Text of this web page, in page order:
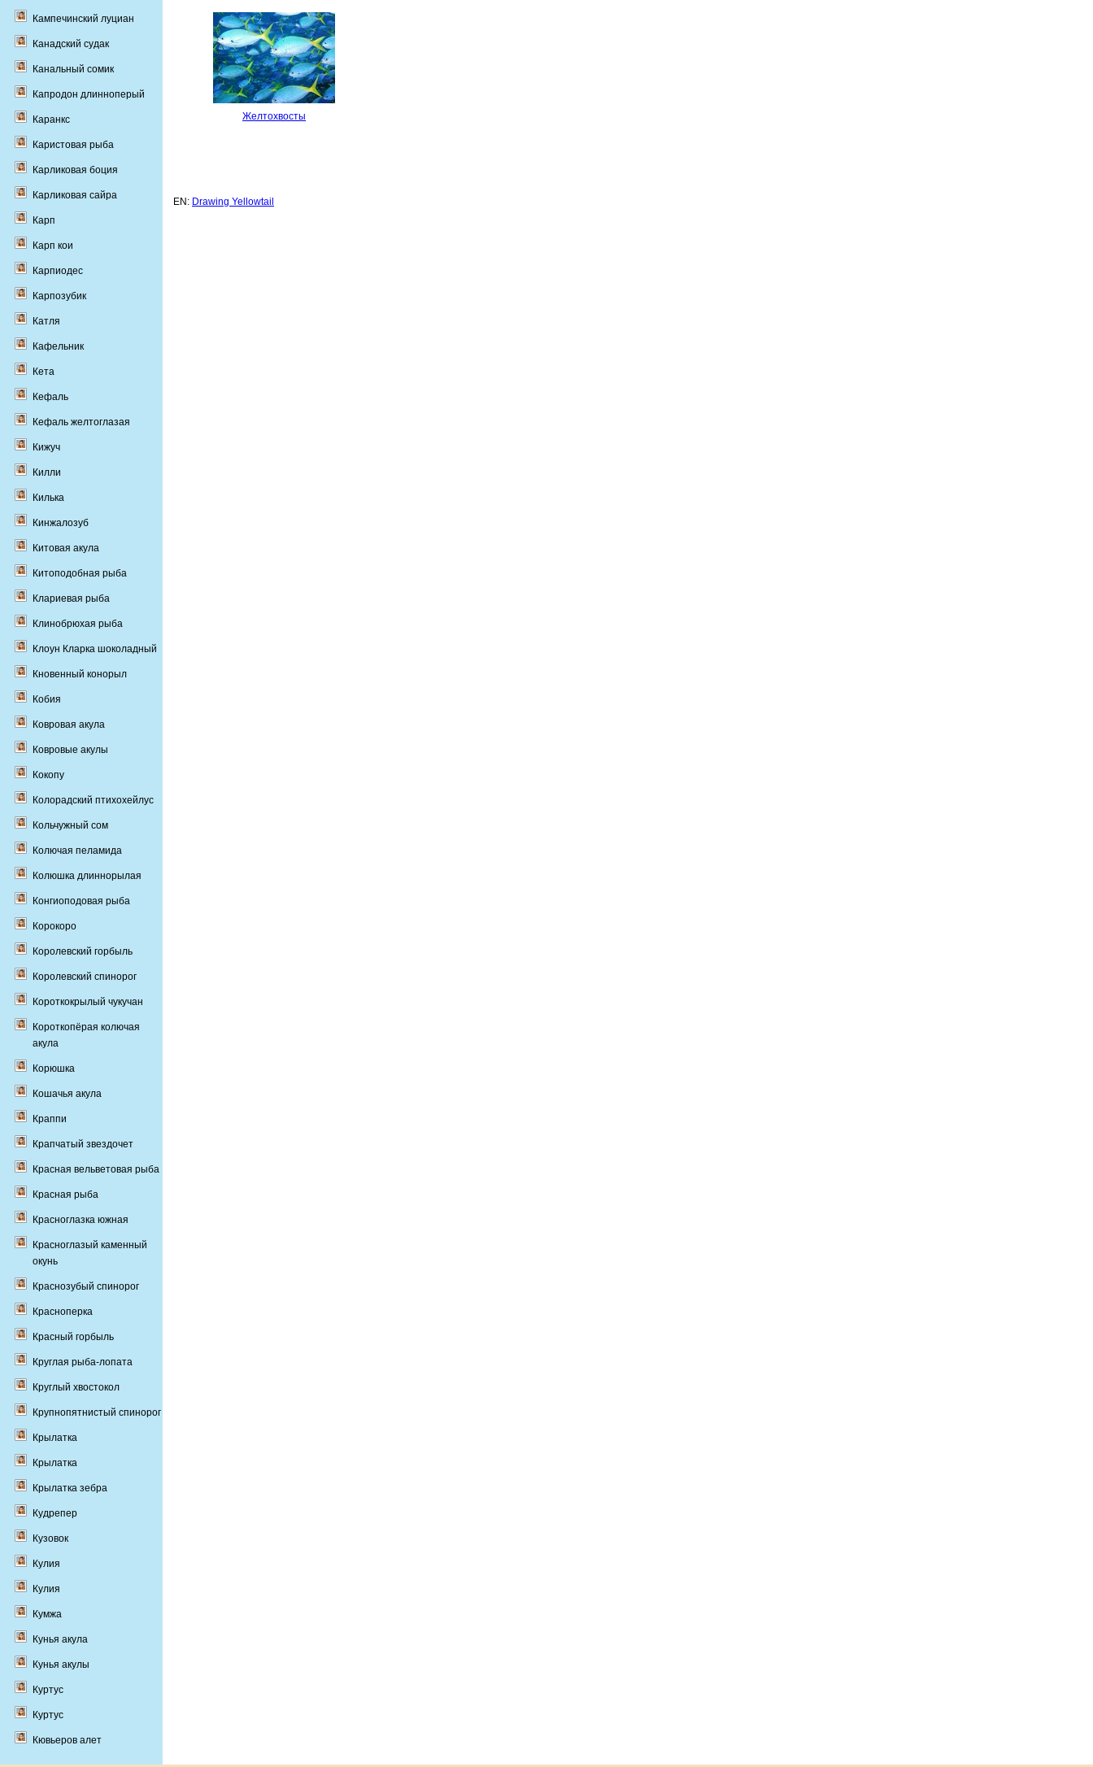
Желтохвосты
EN: Drawing Yellowtail
Кампечинский луциан
Канадский судак
Канальный сомик
Капродон длинноперый
Каранкс
Каристовая рыба
Карликовая боция
Карликовая сайра
Карп
Карп кои
Карпиодес
Карпозубик
Катля
Кафельник
Кета
Кефаль
Кефаль желтоглазая
Кижуч
Килли
Килька
Кинжалозуб
Китовая акула
Китоподобная рыба
Клариевая рыба
Клинобрюхая рыба
Клоун Кларка шоколадный
Кновенный конорыл
Кобия
Ковровая акула
Ковровые акулы
Кокопу
Колорадский птихохейлус
Кольчужный сом
Колючая пеламида
Колюшка длиннорылая
Конгиоподовая рыба
Корокоро
Королевский горбыль
Королевский спинорог
Короткокрылый чукучан
Короткопёрая колючая
акула
Корюшка
Кошачья акула
Краппи
Крапчатый звездочет
Красная вельветовая рыба
Красная рыба
Красноглазка южная
Красноглазый каменный
окунь
Краснозубый спинорог
Красноперка
Красный горбыль
Круглая рыба-лопата
Круглый хвостокол
Крупнопятнистый спинорог
Крылатка
Крылатка
Крылатка зебра
Кудрепер
Кузовок
Кулия
Кулия
Кумжа
Кунья акула
Кунья акулы
Куртус
Куртус
Кювьеров алет